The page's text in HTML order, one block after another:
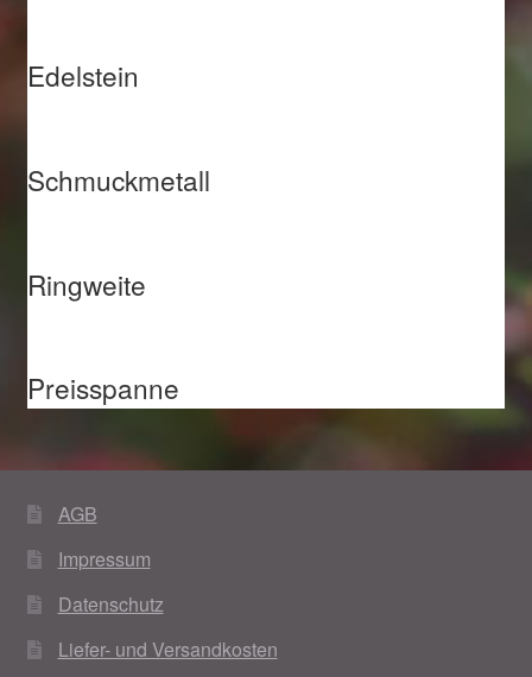
Edelstein
Schmuckmetall
Ringweite
Preisspanne
AGB
Impressum
Datenschutz
Liefer- und Versandkosten